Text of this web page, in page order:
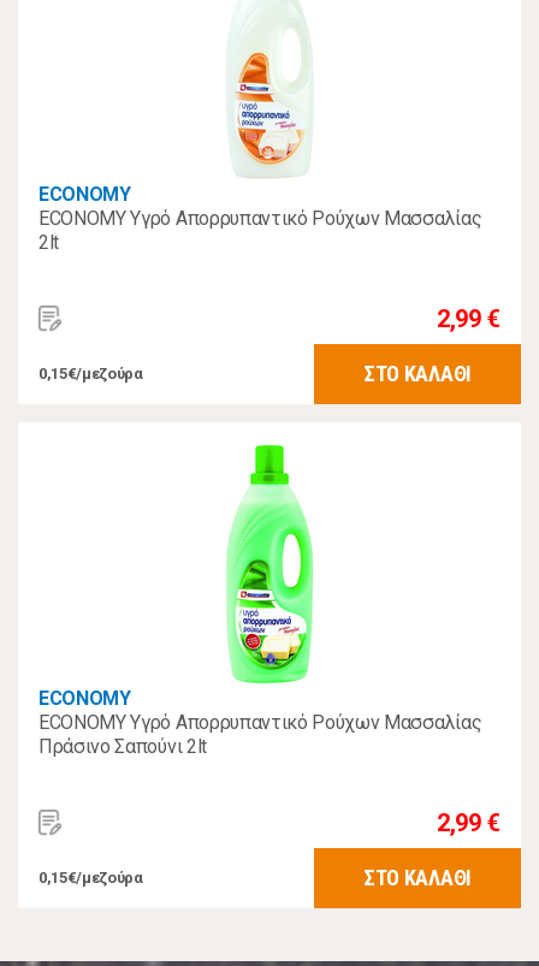
ECONOMY
ECONOMY Υγρό Απορρυπαντικό Ρούχων Μασσαλίας
2lt
2,99 €
0,15€/μεζούρα ΣΤΟ ΚΑΛΑΘΙ
ECONOMY
ECONOMY Υγρό Απορρυπαντικό Ρούχων Μασσαλίας
Πράσινο Σαπούνι 2lt
2,99 €
0,15€/μεζούρα ΣΤΟ ΚΑΛΑΘΙ